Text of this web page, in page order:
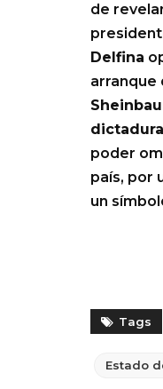
de
Delfina
arranque
dictadura
poder
país, por
un
Tags
Estado